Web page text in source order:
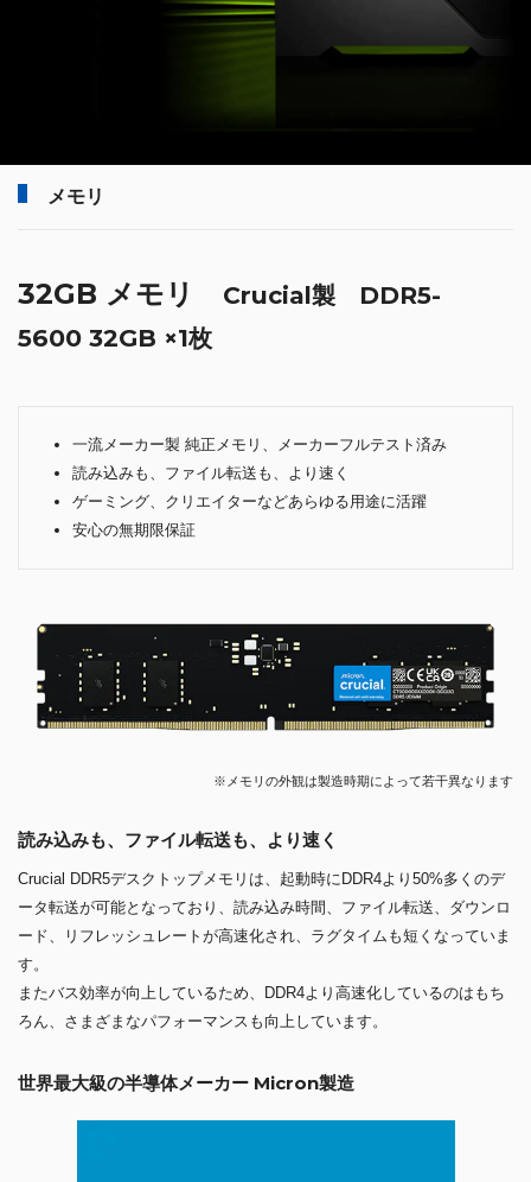
メモリ
32GB メモリ
Crucial製 DDR5-
5600 32GB ×1枚
一流メーカー製 純正メモリ、メーカーフルテスト済み
読み込みも、ファイル転送も、より速く
ゲーミング、クリエイターなどあらゆる用途に活躍
安心の無期限保証
※メモリの外観は製造時期によって若干異なります
読み込みも、ファイル転送も、より速く
Crucial DDR5デスクトップメモリは、起動時にDDR4より50%多くのデ
ータ転送が可能となっており、読み込み時間、ファイル転送、ダウンロ
ード、リフレッシュレートが高速化され、ラグタイムも短くなっていま
す。
またバス効率が向上しているため、DDR4より高速化しているのはもち
ろん、さまざまなパフォーマンスも向上しています。
世界最大級の半導体メーカー Micron製造